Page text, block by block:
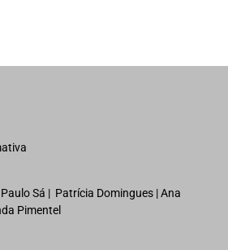
Sá | Patrícia Domingues | Ana
Pimentel